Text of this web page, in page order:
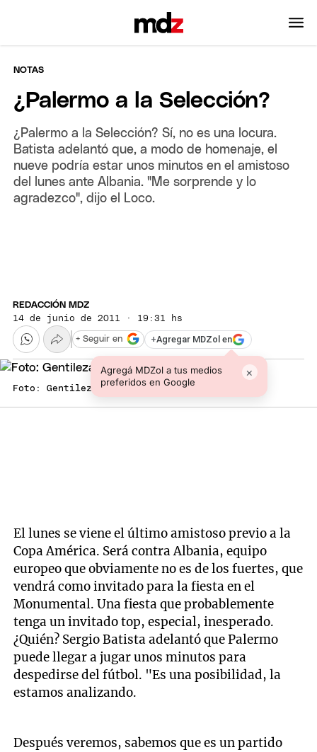
NOTAS
¿Palermo a la Selección?
¿Palermo a la Selección? Sí, no es una locura.
Batista adelantó que, a modo de homenaje, el
nueve podría estar unos minutos en el amistoso
del lunes ante Albania. "Me sorprende y lo
agradezco", dijo el Loco.
REDACCIÓN MDZ
14 de junio de 2011 · 19:31 hs
+Agregar MDZol en
Agregá MDZol a tus medios
preferidos en Google
×
+ Seguir en
Foto: Gentileza/ Senado de la Nación
El lunes se viene el último amistoso previo a la
Copa América. Será contra Albania, equipo
europeo que obviamente no es de los fuertes, que
vendrá como invitado para la fiesta en el
Monumental. Una fiesta que probablemente
tenga un invitado top, especial, inesperado.
¿Quién? Sergio Batista adelantó que Palermo
puede llegar a jugar unos minutos para
despedirse del fútbol. "Es una posibilidad, la
estamos analizando.
Después veremos, sabemos que es un partido